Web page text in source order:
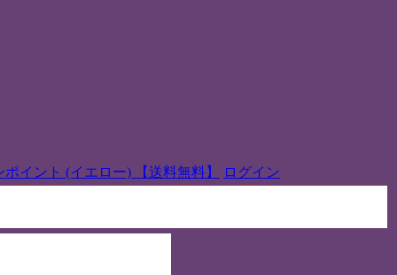
イント (イエロー) 【送料無料】 ログイン